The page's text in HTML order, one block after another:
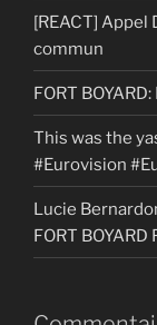
[REACT] Appel
commun
FORT
This was the
#Eurovision
Lucie
FORT